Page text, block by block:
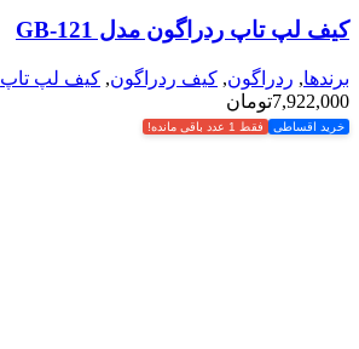
کیف لپ تاپ ردراگون مدل GB-121
برندها, ردراگون, کیف ردراگون, کیف لپ تاپ
7,922,000تومان
خرید اقساطی فقط 1 عدد باقی مانده!